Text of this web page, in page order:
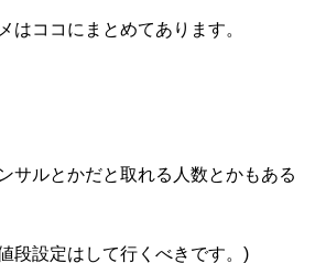
はココにまとめてあります。
サルとかだと取れる人数とかもある
段設定はして行くべきです。)